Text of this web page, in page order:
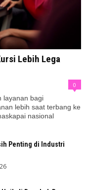
Lebih Lega
0
layanan bagi
lebih saat terbang ke
nasional
Penting di Industri